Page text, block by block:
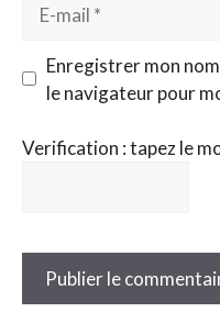
mail
Enregistrer mon
le navigateur pour
Verification : tapez le